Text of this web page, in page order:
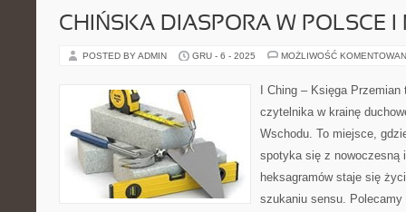
CHIŃSKA DIASPORA W POLSCE I
POSTED BY ADMIN GRU - 6 - 2025 MOŻLIWOŚĆ
I Ching – Księga
czytelnika w krainę
Wschodu. To miejsce,
spotyka się z nowoczesną
heksagramów staje się
szukaniu sensu.